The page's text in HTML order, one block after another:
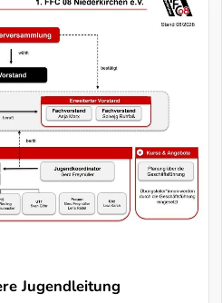
Jugendleitung